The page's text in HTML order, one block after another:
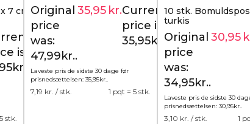
7 cm -
17,95 kr.
is:
stk.
47,99 kr.
Original
price
was:
47,99kr..
35,95 kr.Current
price is:
35,95kr..
Laveste pris de sidste 30 dage før
prisnedsættelsen: 35,95kr.
7,19 kr. / stk. 1 pqt = 5 stk.
10 stk.
turkis
Original
price
was:
34,95kr..
30,95
Laveste pris de sidste 30
prisnedsættelsen: 30,95kr.
3,10 kr. / stk. 1